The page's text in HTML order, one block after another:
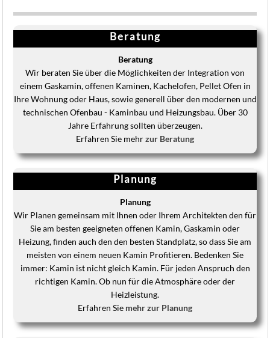
Beratung
Beratung
Wir beraten Sie über die Möglichkeiten der Integration von
einem Gaskamin, offenen Kaminen, Kachelofen, Pellet Ofen in
Ihre Wohnung oder Haus, sowie generell über den modernen und
technischen Ofenbau - Kaminbau und Heizungsbau. Über 30
Jahre Erfahrung sollten überzeugen.
Erfahren Sie mehrzur Beratung
Planung
Planung
Wir Planen gemeinsam mit Ihnen oder Ihrem Architekten den für
Sie am besten geeigneten offenen Kamin, Gaskamin oder
Heizung, finden auch den den besten Standplatz, so dass Sie am
meisten von einem neuen Kamin Profitieren. Bedenken Sie
immer: Kamin ist nicht gleich Kamin. Für jeden Anspruch den
richtigen Kamin. Ob nun für die Atmosphäre oder der
Heizleistung.
Erfahren Sie mehr zur Planung